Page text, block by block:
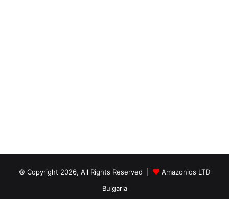
© Copyright 2026, All Rights Reserved |
Amazonios LTD
Bulgaria